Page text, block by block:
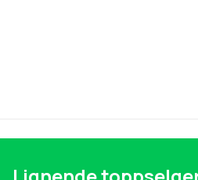
Maks. 110 kg per sete.